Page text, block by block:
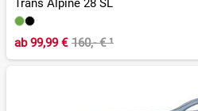
ab99,99 € 160,- €¹